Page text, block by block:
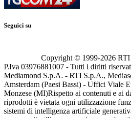
Seguici su
Copyright © 1999-2026 RTI
P.Iva 03976881007 - Tutti i diritti
Mediamond S.p.A. - RTI S.p.A.,
Amsterdam (Paesi Bassi) - Uffici Viale
Monzese (MI)Rispetto ai contenuti e ai
riprodotti è vietata ogni utilizzazione
sistemi di intelligenza artificiale